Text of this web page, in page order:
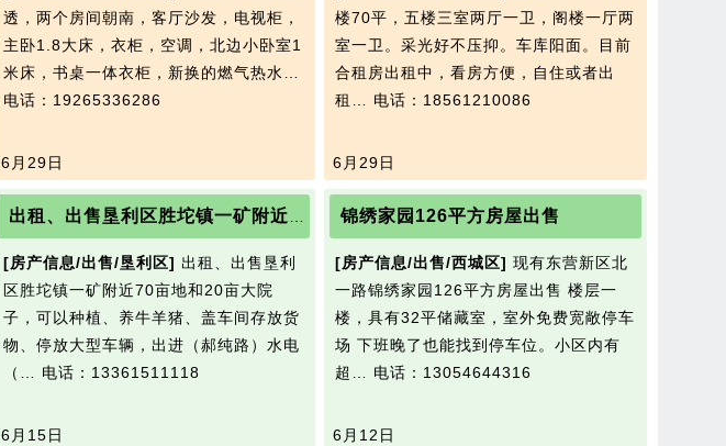
透，两个房间朝南，客厅沙发，电视柜，
主卧1.8大床，衣柜，空调，北边小卧室1
米床，书桌一体衣柜，新换的燃气热水…
电话：19265336286
6月29日
楼70平，五楼三室两厅一卫，阁楼一厅两
室一卫。采光好不压抑。车库阳面。目前
合租房出租中，看房方便，自住或者出
租… 电话：18561210086
6月29日
[房产信息/出售/垦利区] 出租、出售垦利
区胜坨镇一矿附近70亩地和20亩大院
子，可以种植、养牛羊猪、盖车间存放货
物、停放大型车辆，出进（郝纯路）水电
（… 电话：13361511118
6月15日
锦绣家园126平方房屋出售
[房产信息/出售/西城区] 现有东营新区北
一路锦绣家园126平方房屋出售 楼层一
楼，具有32平储藏室，室外免费宽敞停车
场 下班晚了也能找到停车位。小区内有
超… 电话：13054644316
6月12日